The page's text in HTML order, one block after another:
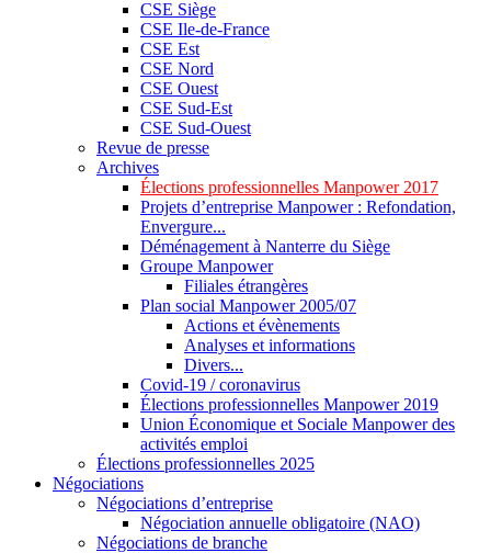
CSE Siège
CSE Ile-de-France
CSE Est
CSE Nord
CSE Ouest
CSE Sud-Est
CSE Sud-Ouest
Revue de presse
Archives
Élections professionnelles Manpower 2017
Projets d’entreprise Manpower : Refondation,
Envergure...
Déménagement à Nanterre du Siège
Groupe Manpower
Filiales étrangères
Plan social Manpower 2005/07
Actions et évènements
Analyses et informations
Divers...
Covid-19 / coronavirus
Élections professionnelles Manpower 2019
Union Économique et Sociale Manpower des
activités emploi
Élections professionnelles 2025
Négociations
Négociations d’entreprise
Négociation annuelle obligatoire (NAO)
Négociations de branche